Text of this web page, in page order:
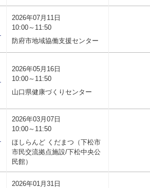
2026年07月11日
10:00～11:50
防府市地域協働支援センター
2026年05月16日
10:00～11:50
山口県健康づくりセンター
2026年03月07日
10:00～11:50
ほしらんど くだまつ（下松市
市民交流拠点施設/下松中央公
民館）
2026年01月31日